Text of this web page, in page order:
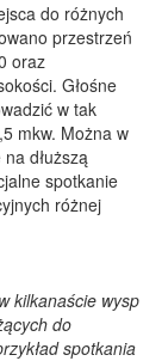
do różnych
przestrzeń
oraz
Głośne
w tak
mkw. Można w
dłuższą
spotkanie
różnej
kilkanaście wysp
do
spotkania